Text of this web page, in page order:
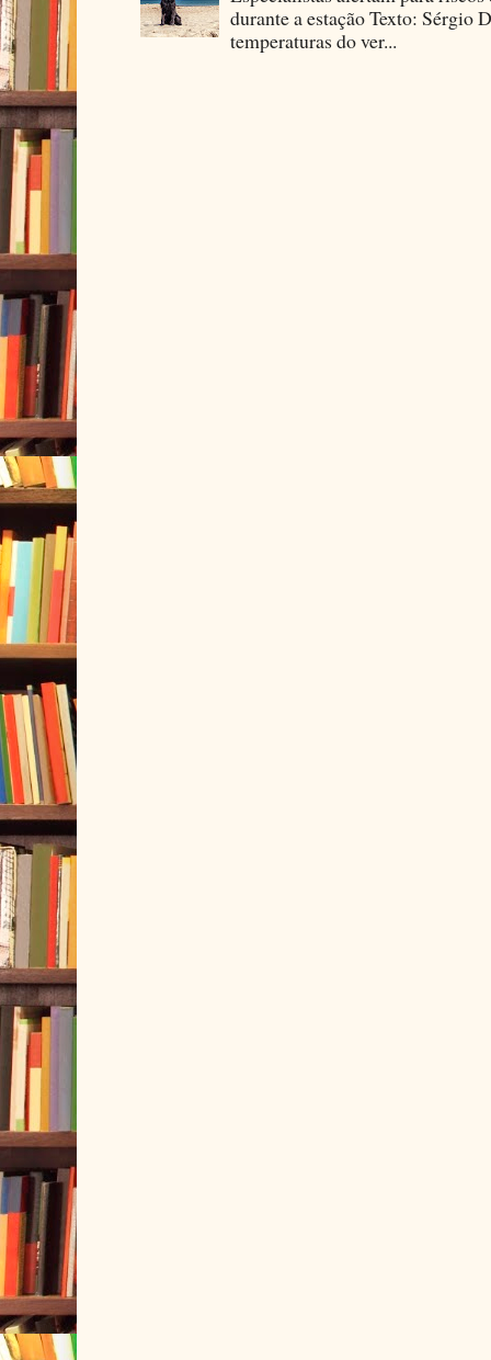
durante a estação Texto: Sérgio
temperaturas do ver...